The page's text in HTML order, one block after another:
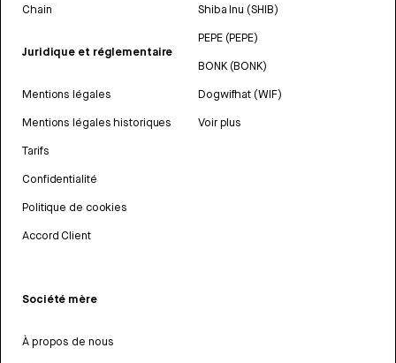
Chain
Juridique et réglementaire
Mentions légales
Mentions légales historiques
Tarifs
Confidentialité
Politique de cookies
Accord Client
Shiba Inu (SHIB)
PEPE (PEPE)
BONK (BONK)
Dogwifhat (WIF)
Voir plus
Société mère
À propos de nous